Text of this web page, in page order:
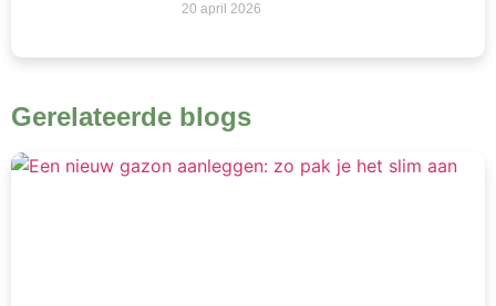
20 april 2026
Gerelateerde blogs